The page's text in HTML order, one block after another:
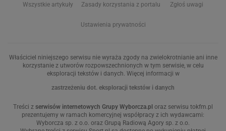
Wszystkie artykuły Zasady korzystania z portalu Zgłoś uwagi
Ustawienia prywatności
Właściciel niniejszego serwisu nie wyraża zgody na zwielokrotnianie ani inne
korzystanie z utworów rozpowszechnionych w tym serwisie, w celu
eksploracji tekstów i danych. Więcej informacji w
zastrzeżeniu dot. eksploracji tekstów i danych
Treści z serwisów internetowych Grupy Wyborcza.pl oraz serwisu tokfm.pl
prezentujemy w ramach komercyjnej współpracy z ich wydawcami:
Wyborcza sp. z o.o. oraz Grupą Radiową Agory sp. z o.o.